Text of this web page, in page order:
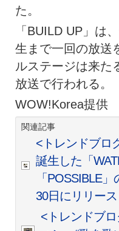
た。
「BUILD UP」は
生まで一回の放送
ルステージは来た
放送で行われる。
WOW!Korea提供
関連記事
<トレンドブロ
誕生した「
「POSSIBLE
30日にリリース
<トレンドブ